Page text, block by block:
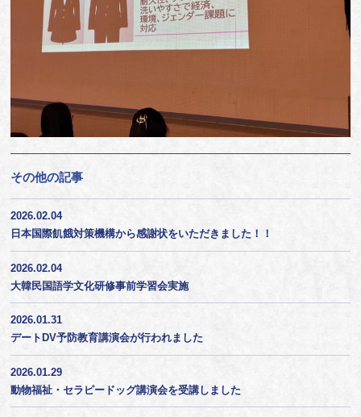
その他の記事
2026.02.04
日本国際飢餓対策機構から感謝状をいただきました！！
2026.02.04
大韓民国語学文化研修事前学習会実施
2026.01.31
デートDV予防教育講演会が行われました
2026.01.29
動物福祉・セラピードッグ講演会を受講しました